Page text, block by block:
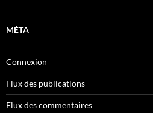
MÉTA
Connexion
Flux des publications
Flux des commentaires